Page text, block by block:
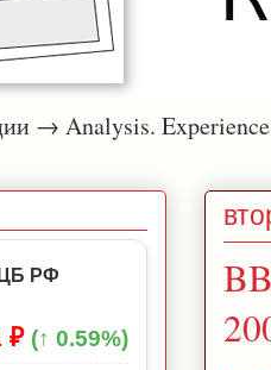
→ Analysis.
РФ
₽ (↑ 0.59%)